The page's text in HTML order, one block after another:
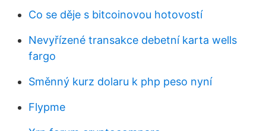
Co se děje s bitcoinovou hotovostí
Nevyřízené transakce debetní karta wells
fargo
Směnný kurz dolaru k php peso nyní
Flypme